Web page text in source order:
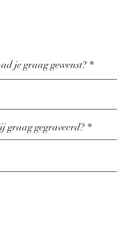
je graag gewenst? *
graag gegraveerd? *